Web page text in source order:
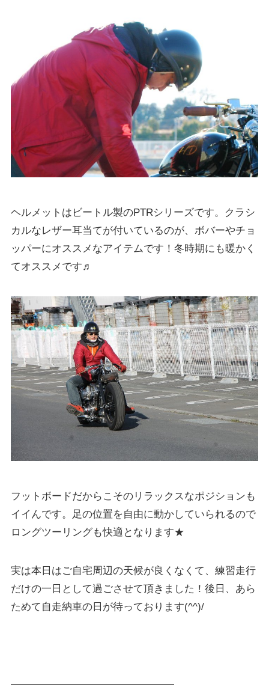
ヘルメットはビートル製のPTRシリーズです。クラシ
カルなレザー耳当てが付いているのが、ボバーやチョ
ッパーにオススメなアイテムです！冬時期にも暖かく
てオススメです♬
フットボードだからこそのリラックスなポジションも
イイんです。足の位置を自由に動かしていられるので
ロングツーリングも快適となります★
実は本日はご自宅周辺の天候が良くなくて、練習走行
だけの一日として過ごさせて頂きました！後日、あら
ためて自走納車の日が待っております(^^)/
————————————————